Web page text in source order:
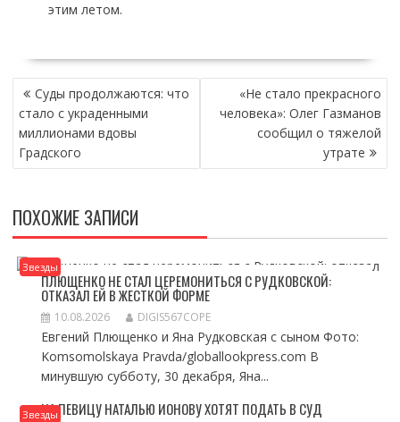
этим летом.
НАВИГАЦИЯ
ПО
ЗАПИСЯМ
Суды продолжаются: что
стало с украденными
миллионами вдовы
Градского
«Не стало прекрасного
человека»: Олег Газманов
сообщил о тяжелой
утрате
ПОХОЖИЕ ЗАПИСИ
Звезды
ПЛЮЩЕНКО НЕ СТАЛ ЦЕРЕМОНИТЬСЯ С РУДКОВСКОЙ:
ОТКАЗАЛ ЕЙ В ЖЕСТКОЙ ФОРМЕ
10.08.2026 DIGIS567COPE
Евгений Плющенко и Яна Рудковская с сыном Фото:
Komsomolskaya Pravda/globallookpress.com В
минувшую субботу, 30 декабря, Яна...
ЗвездыНА ПЕВИЦУ НАТАЛЬЮ ИОНОВУ ХОТЯТ ПОДАТЬ В СУД